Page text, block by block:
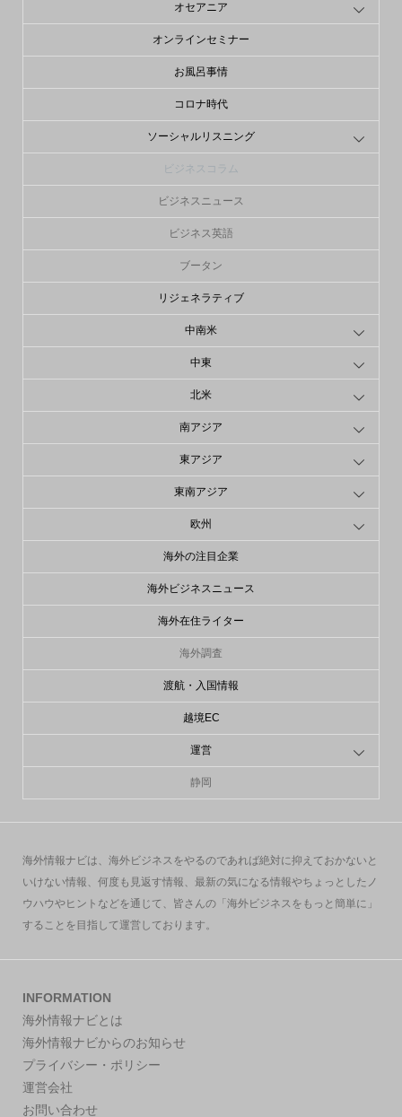
オセアニア
オンラインセミナー
お風呂事情
コロナ時代
ソーシャルリスニング
ビジネスコラム
ビジネスニュース
ビジネス英語
ブータン
リジェネラティブ
中南米
中東
北米
南アジア
東アジア
東南アジア
欧州
海外の注目企業
海外ビジネスニュース
海外在住ライター
海外調査
渡航・入国情報
越境EC
運営
静岡
海外情報ナビは、海外ビジネスをやるのであれば絶対に抑えておかないと
いけない情報、何度も見返す情報、最新の気になる情報やちょっとしたノ
ウハウやヒントなどを通じて、皆さんの「海外ビジネスをもっと簡単に」
することを目指して運営しております。
INFORMATION
海外情報ナビとは
海外情報ナビからのお知らせ
プライバシー・ポリシー
運営会社
お問い合わせ